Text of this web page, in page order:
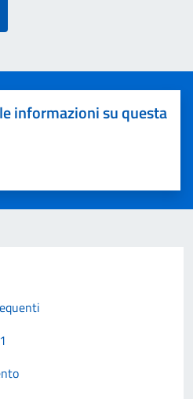
informazioni su questa
su 5
su 5